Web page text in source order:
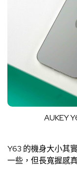
AUKEY
Y63 的機身大小其
一些，但長寬握感